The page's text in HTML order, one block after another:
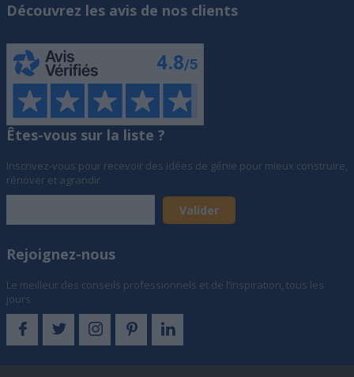
Découvrez les avis de nos clients
Êtes-vous sur la liste ?
Inscrivez-vous pour recevoir des idées de génie pour mieux construire,
rénover et agrandir
Rejoignez-nous
Le meilleur des conseils professionnels et de l’inspiration, tous les
jours